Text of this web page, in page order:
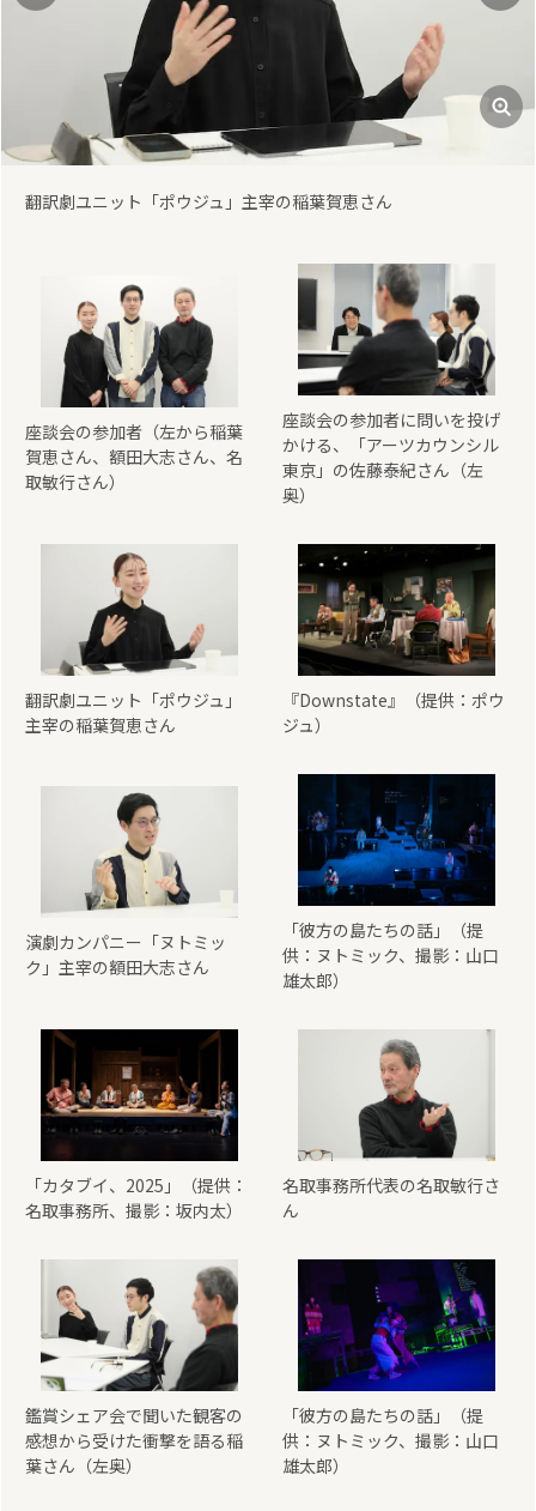
翻訳劇ユニット「ポウジュ」主宰の稲葉賀恵さん
座談会の参加者（左から稲葉
賀恵さん、額田大志さん、名
取敏行さん）
座談会の参加者に問いを投げ
かける、「アーツカウンシル
東京」の佐藤泰紀さん（左
奥）
翻訳劇ユニット「ポウジュ」
主宰の稲葉賀恵さん
『Downstate』（提供：ポウ
ジュ）
演劇カンパニー「ヌトミッ
ク」主宰の額田大志さん
「彼方の島たちの話」（提
供：ヌトミック、撮影：山口
雄太郎）
「カタブイ、2025」（提供：
名取事務所、撮影：坂内太）
名取事務所代表の名取敏行さ
ん
鑑賞シェア会で聞いた観客の
感想から受けた衝撃を語る稲
葉さん（左奥）
「彼方の島たちの話」（提
供：ヌトミック、撮影：山口
雄太郎）